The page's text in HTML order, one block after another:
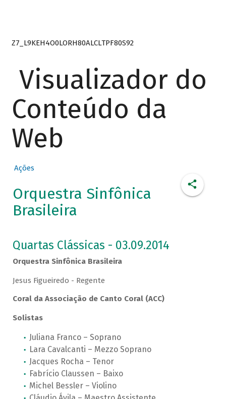
Z7_L9KEH4O0LORH80ALCLTPF80S92
Visualizador do
Conteúdo da
Web
Ações
Orquestra Sinfônica
Brasileira
Quartas Clássicas - 03.09.2014
Orquestra Sinfônica Brasileira
Jesus Figueiredo - Regente
Coral da Associação de Canto Coral (ACC)
Solistas
Juliana Franco – Soprano
Lara Cavalcanti – Mezzo Soprano
Jacques Rocha – Tenor
Fabrício Claussen – Baixo
Michel Bessler – Violino